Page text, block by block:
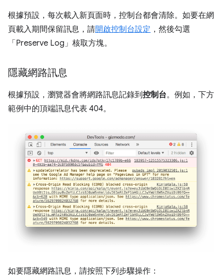
根據預設，每次載入新頁面時，控制台都會清除。如要在網
頁載入期間保留訊息，請開啟控制台設定 ，然後勾選
「Preserve Log」 核取方塊。
隱藏網路訊息
根據預設，瀏覽器會將網路訊息記錄到控制台。例如，下方
範例中的頂端訊息代表 404。
如要隱藏網路訊息，請按照下列步驟操作：